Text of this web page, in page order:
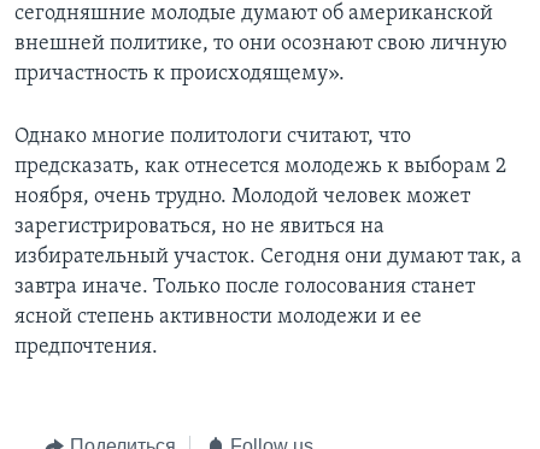
сегодняшние молодые думают об американской
внешней политике, то они осознают свою личную
причастность к происходящему».
Однако многие политологи считают, что
предсказать, как отнесется молодежь к выборам 2
ноября, очень трудно. Молодой человек может
зарегистрироваться, но не явиться на
избирательный участок. Сегодня они думают так, а
завтра иначе. Только после голосования станет
ясной степень активности молодежи и ее
предпочтения.